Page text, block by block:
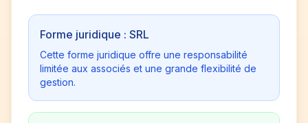
Forme juridique : SRL
Cette forme juridique offre une responsabilité
limitée aux associés et une grande flexibilité de
gestion.